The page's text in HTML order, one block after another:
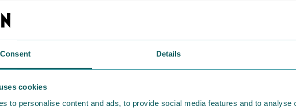
Consent Details
cookies
to personalise content and ads, to provide social media features and to analyse